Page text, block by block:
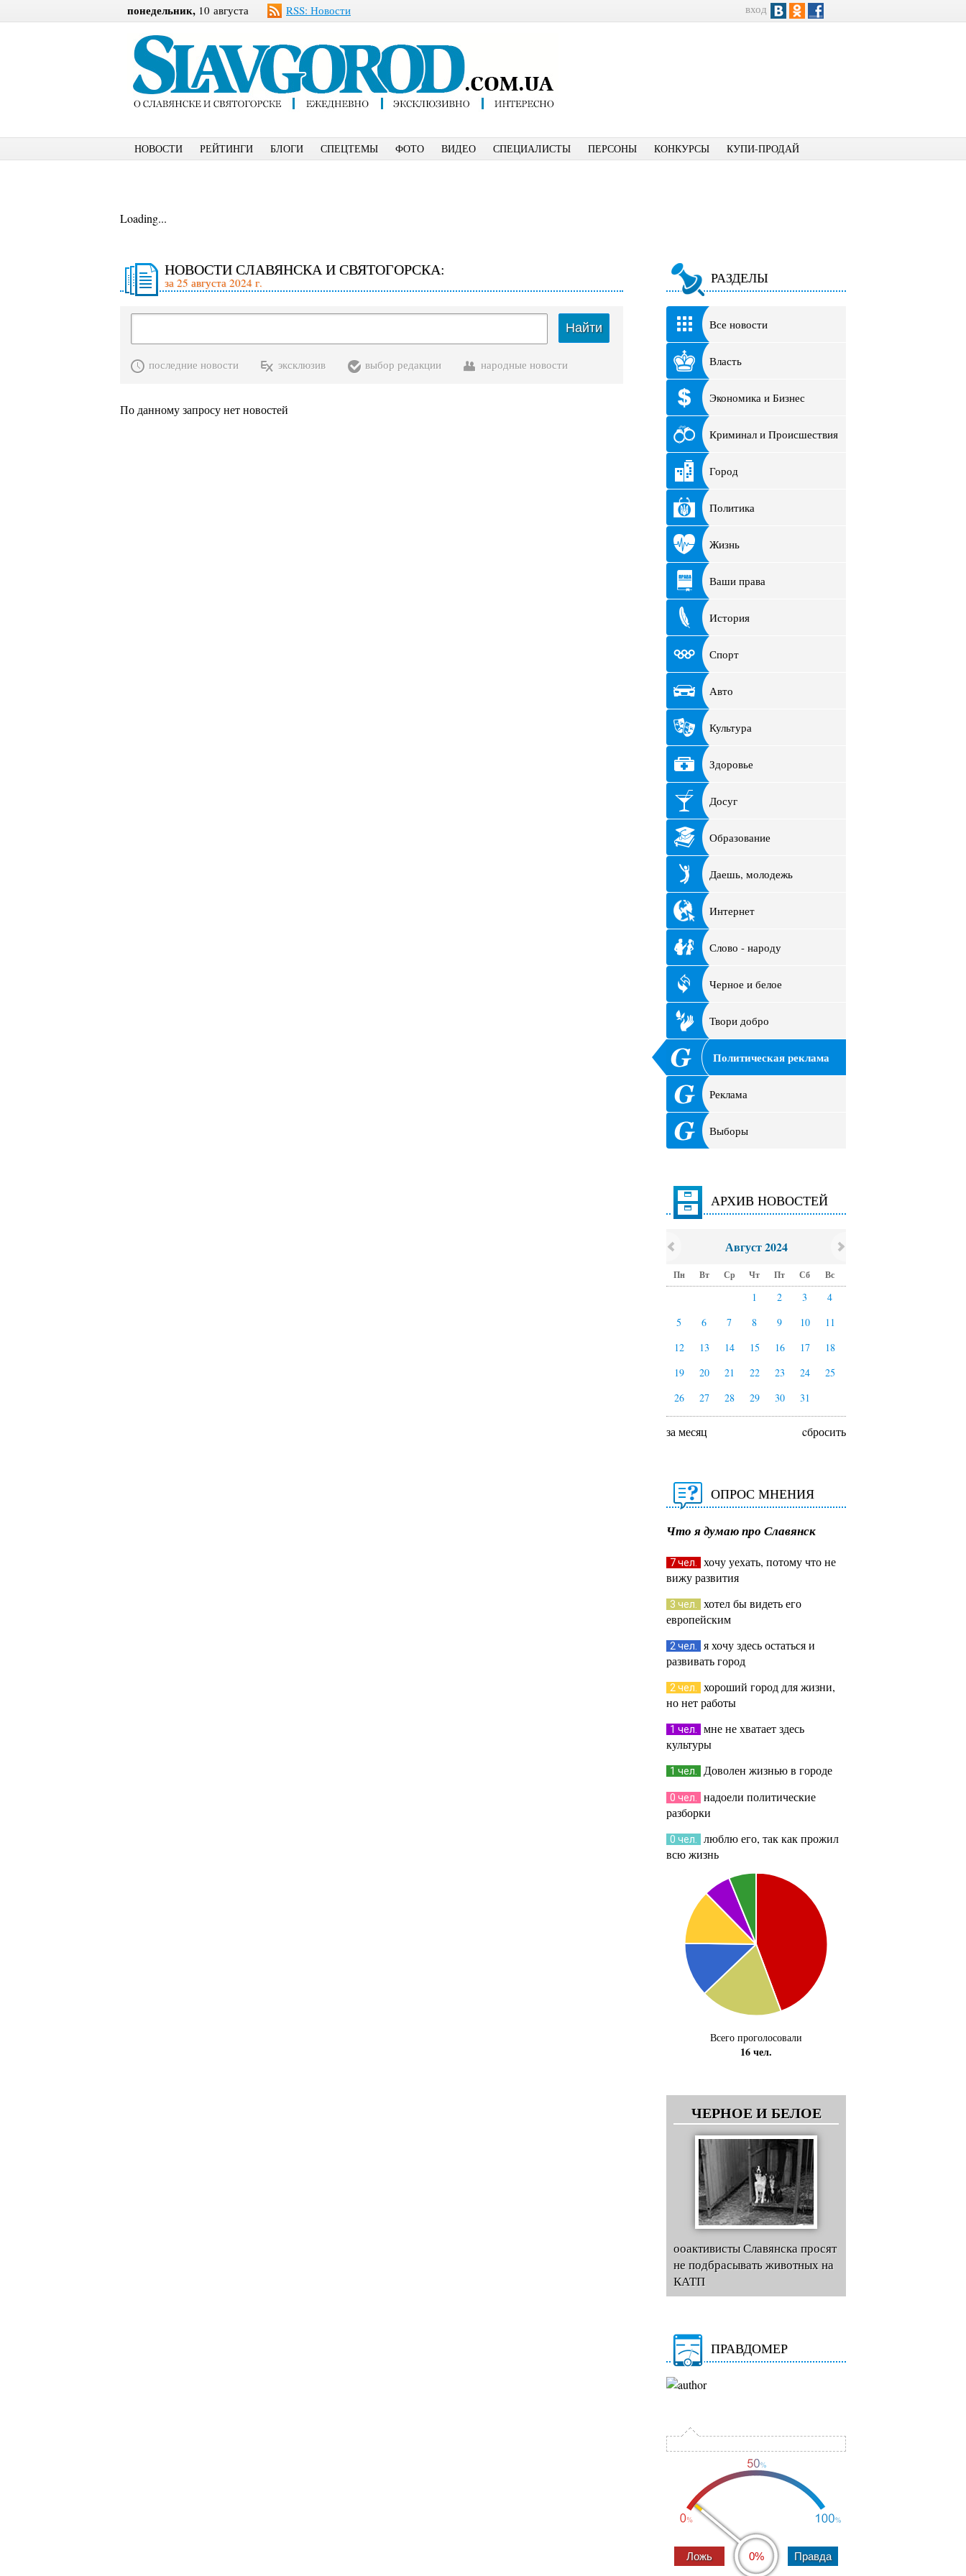
понедельник, 10 августа RSS: Новости вход
НОВОСТИ РЕЙТИНГИ БЛОГИ СПЕЦТЕМЫ ФОТО ВИДЕО СПЕЦИАЛИСТЫ ПЕРСОНЫ КОНКУРСЫ КУПИ-ПРОДАЙ
Loading...
НОВОСТИ СЛАВЯНСКА И СВЯТОГОРСКА:
за 25 августа 2024 г.
Найти
последние новости эксклюзив выбор редакции народные новости
По данному запросу нет новостей
РАЗДЕЛЫ
Все новости
Власть
Экономика и Бизнес
Криминал и Происшествия
Город
Политика
Жизнь
Ваши права
История
Спорт
Авто
Культура
Здоровье
Досуг
Образование
Даешь, молодежь
Интернет
Слово - народу
Черное и белое
Твори добро
Политическая реклама
Реклама
Выборы
АРХИВ НОВОСТЕЙ
Август 2024
Пн Вт Ср Чт Пт Сб Вс
1 2 3
4
5
6 7 8 9 10
11
12
13 14 15 16 17
18
19
20 21 22 23 24
25
26
27 28 29 30 31
за месяц cбросить
ОПРОС МНЕНИЯ
Что я думаю про Славянск
7 чел.
хочу уехать, потому что не
вижу развития
3 чел.
хотел бы видеть его
европейским
2 чел.
я хочу здесь остаться и
развивать город
2 чел.
хороший город для жизни,
но нет работы
1 чел.
мне не хватает здесь
культуры
1 чел. Доволен жизнью в городе
0 чел.
надоели политические
разборки
0 чел.
люблю его, так как прожил
всю жизнь
Всего проголосовали
16 чел.
ЧЕРНОЕ И БЕЛОЕ
ооактивисты Славянска просят
не подбрасывать животных на
КАТП
ПРАВДОМЕР
0%